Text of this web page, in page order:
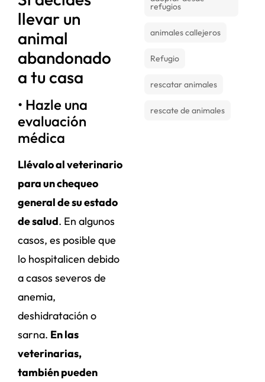
llevar un
animal
abandonado
a tu casa
• Hazle una
evaluación
médica
Llévalo al veterinario
para un chequeo
general de su estado
de salud. En algunos
casos, es posible que
lo hospitalicen debido
a casos severos de
anemia,
deshidratación o
sarna. En las
veterinarias,
también pueden
refugios
animales callejeros
Refugio
rescatar animales
rescate de animales